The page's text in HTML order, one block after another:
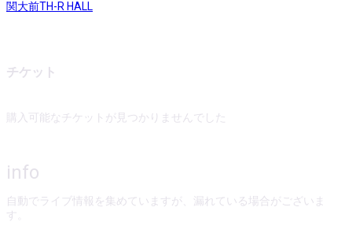
関大前TH-R HALL
チケット
購入可能なチケットが見つかりませんでした
info
自動でライブ情報を集めていますが、漏れている場合がございま
す。